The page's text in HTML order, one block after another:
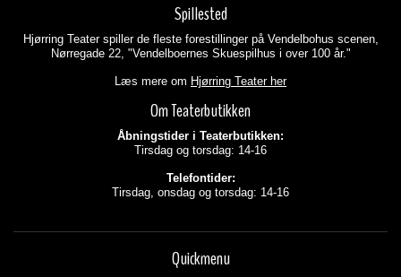
Spillested
Hjørring Teater spiller de fleste forestillinger på Vendelbohus scenen,
Nørregade 22, "Vendelboernes Skuespilhus i over 100 år."
Læs mere om Hjørring Teater her
Om Teaterbutikken
Åbningstider i Teaterbutikken:
Tirsdag og torsdag: 14-16
Telefontider:
Tirsdag, onsdag og torsdag: 14-16
Quickmenu